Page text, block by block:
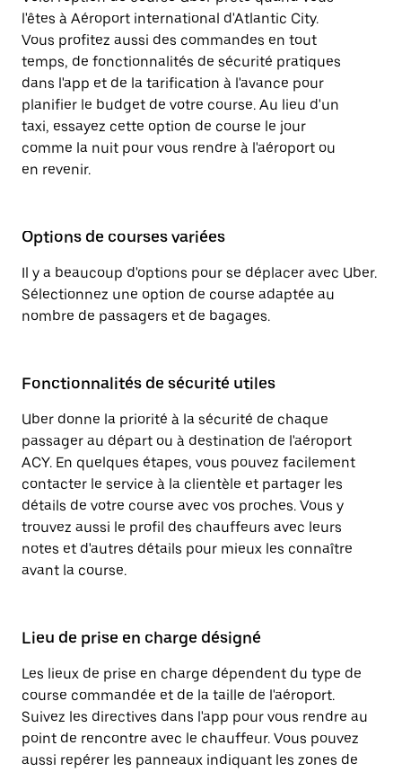
l'êtes à Aéroport international d'Atlantic City.
Vous profitez aussi des commandes en tout
temps, de fonctionnalités de sécurité pratiques
dans l'app et de la tarification à l'avance pour
planifier le budget de votre course. Au lieu d'un
taxi, essayez cette option de course le jour
comme la nuit pour vous rendre à l'aéroport ou
en revenir.
Options de courses variées
Il y a beaucoup d'options pour se déplacer avec Uber.
Sélectionnez une option de course adaptée au
nombre de passagers et de bagages.
Fonctionnalités de sécurité utiles
Uber donne la priorité à la sécurité de chaque
passager au départ ou à destination de l'aéroport
ACY. En quelques étapes, vous pouvez facilement
contacter le service à la clientèle et partager les
détails de votre course avec vos proches. Vous y
trouvez aussi le profil des chauffeurs avec leurs
notes et d'autres détails pour mieux les connaître
avant la course.
Lieu de prise en charge désigné
Les lieux de prise en charge dépendent du type de
course commandée et de la taille de l'aéroport.
Suivez les directives dans l'app pour vous rendre au
point de rencontre avec le chauffeur. Vous pouvez
aussi repérer les panneaux indiquant les zones de